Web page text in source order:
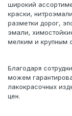
широкий
краски,
разметки дорог,
эмали,
мелким и крупным
Благодаря
можем
лакокрасочных
цен.